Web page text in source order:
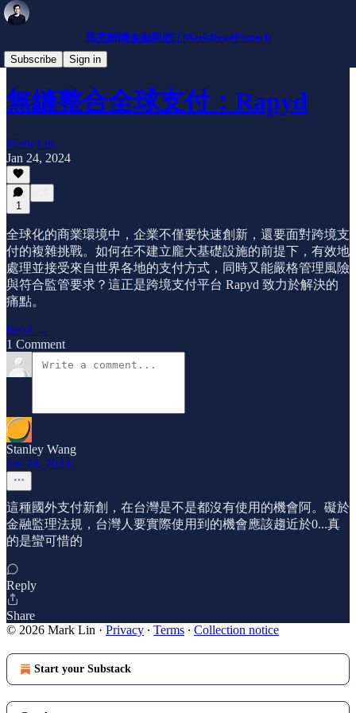
馬克解讀金融科技 | MarkReadFintech
Subscribe
Sign in
公司介紹
無縫整合全球支付：Rapyd
Mark Lin
Jan 24, 2024
1
全球化的商業環境中，企業不僅要快速創新，還要面對跨境支
付的複雜挑戰。如何在不建立龐大基礎設施的前提下，有效地
處理並接受來自世界各地的支付方式，同時又能嚴格管理風險
與符合監管要求？這正是跨境支付平台 Rapyd 致力於解決的
痛點。
Read →
1 Comment
Stanley Wang
Jan 24, 2024
這種國外支付新創，在台灣是不是都沒有使用的機會阿。礙於
金融監理法規，台灣人要實際使用到的機會應該趨近於0...真
的是蠻可惜的
Reply
Share
© 2026 Mark Lin · Privacy ∙ Terms ∙ Collection notice
Start your Substack